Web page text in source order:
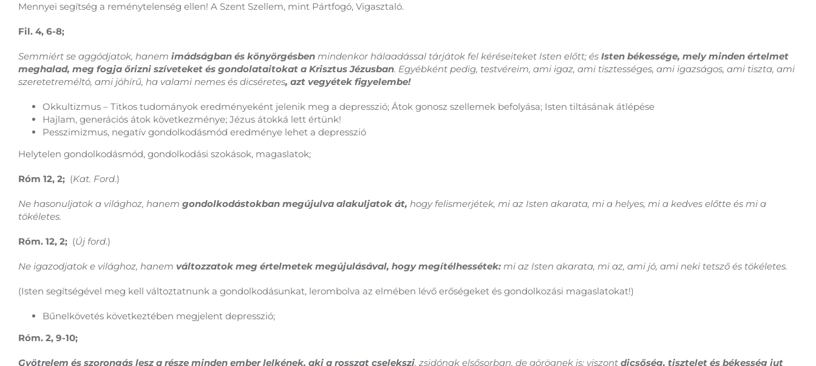
Mennyei segítség a reménytelenség ellen! A Szent Szellem, mint Pártfogó, Vigasztaló.
Fil. 4, 6-8;
Semmiért se aggódjatok, hanem imádságban és könyörgésben mindenkor hálaadással tárjátok fel kéréseiteket Isten előtt; és Isten békessége, mely minden értelmet
meghalad, meg fogja őrizni szíveteket és gondolataitokat a Krisztus Jézusban. Egyébként pedig, testvéreim, ami igaz, ami tisztességes, ami igazságos, ami tiszta, ami
szeretetreméltó, ami jóhírű, ha valami nemes és dicséretes, azt vegyétek figyelembe!
Okkultizmus – Titkos tudományok eredményeként jelenik meg a depresszió; Átok gonosz szellemek befolyása; Isten tiltásának átlépése
Hajlam, generációs átok következménye; Jézus átokká lett értünk!
Pesszimizmus, negatív gondolkodásmód eredménye lehet a depresszió
Helytelen gondolkodásmód, gondolkodási szokások, magaslatok;
Róm 12, 2; (Kat. Ford.)
Ne hasonuljatok a világhoz, hanem gondolkodástokban megújulva alakuljatok át, hogy felismerjétek, mi az Isten akarata, mi a helyes, mi a kedves előtte és mi a
tökéletes.
Róm. 12, 2; (Új ford.)
Ne igazodjatok e világhoz, hanem változzatok meg értelmetek megújulásával, hogy megítélhessétek: mi az Isten akarata, mi az, ami jó, ami neki tetsző és tökéletes.
(Isten segítségével meg kell változtatnunk a gondolkodásunkat, lerombolva az elmében lévő erőségeket és gondolkozási magaslatokat!)
Bűnelkövetés következtében megjelent depresszió;
Róm. 2, 9-10;
Gyötrelem és szorongás lesz a része minden ember lelkének, aki a rosszat cselekszi, zsidónak elsősorban, de görögnek is; viszont dicsőség, tisztelet és békesség jut